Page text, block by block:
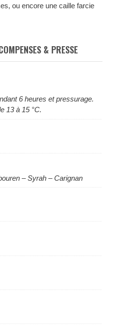
ou encore une caille farcie
& PRESSE
6 heures et pressurage.
13 à 15 °C.
– Syrah – Carignan